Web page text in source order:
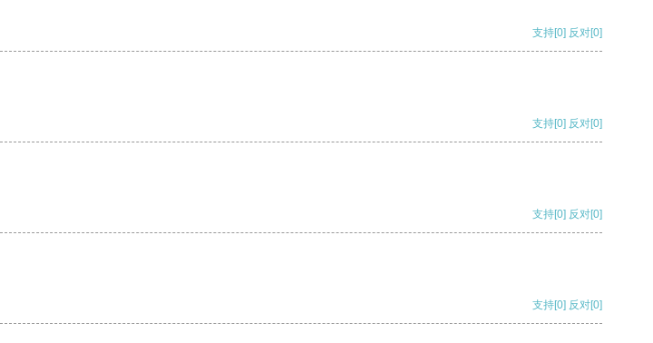
支持[0] 反对[0]
支持[0] 反对[0]
支持[0] 反对[0]
支持[0] 反对[0]